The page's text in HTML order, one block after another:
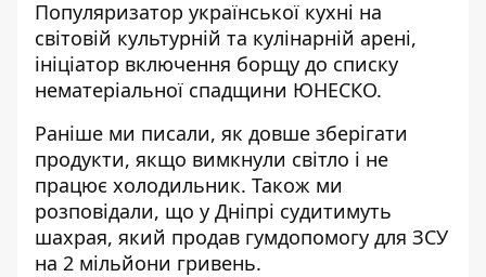
Популяризатор української кухні на
світовій культурній та кулінарній арені,
ініціатор включення борщу до списку
нематеріальної спадщини ЮНЕСКО.
Раніше ми писали, як довше зберігати
продукти, якщо вимкнули світло і не
працює холодильник. Також ми
розповідали, що у Дніпрі судитимуть
шахрая, який продав гумдопомогу для ЗСУ
на 2 мільйони гривень.